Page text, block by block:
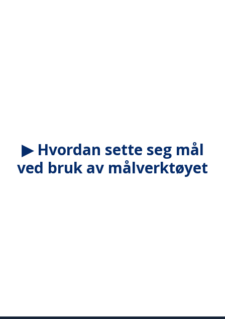
▶ Hvordan sette seg mål
ved bruk av målverktøyet